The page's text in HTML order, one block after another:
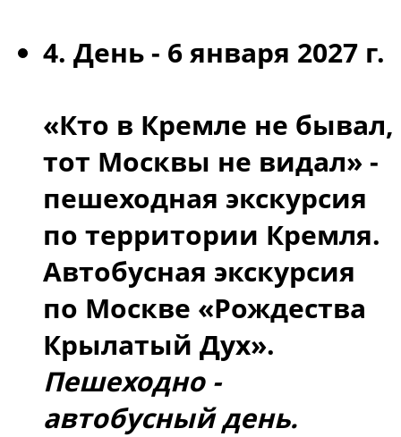
4. День - 6 января 2027 г.
«Кто в Кремле не бывал,
тот Москвы не видал» -
пешеходная экскурсия
по территории Кремля.
Автобусная экскурсия
по Москве «Рождества
Крылатый Дух».
Пешеходно -
автобусный день.